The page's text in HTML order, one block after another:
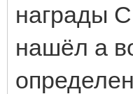
награды
нашёл а